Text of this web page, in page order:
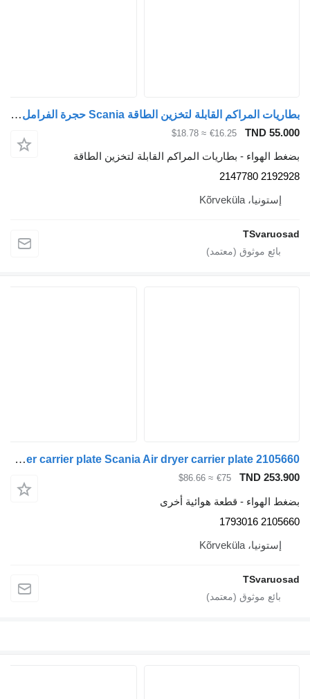
بطاريات المراكم القابلة لتخزين الطاقة Scania حجرة الفرامل 24/16 2192928 لـ السيارات القاطرة Scania G400
TND
€16.25
≈ $18.78
الهواء - بطاريات المراكم القابلة لتخزين الطاقة
2192928
إستونيا، Kõrveküla
Air dryer carrier plate Scania Air dryer carrier plate 2105660 لـ السيارات القاطرة Scania G450
TND
€75
≈ $86.66
الهواء - قطعة هوائية أخرى
2105660
إستونيا، Kõrveküla